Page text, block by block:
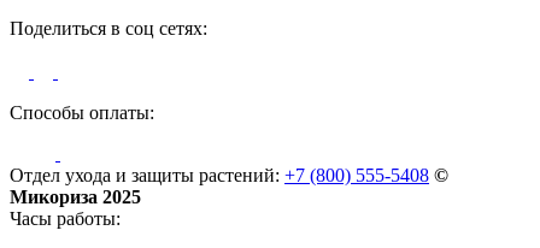
Поделиться в соц сетях:
Способы оплаты:
Отдел ухода и защиты растений: +7 (800) 555-5408 ©
Микориза 2025
Часы работы: